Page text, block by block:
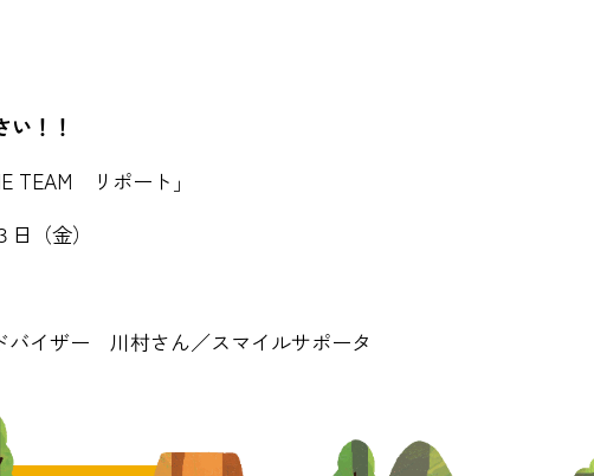
！！
リポート」
金）
ザー 川村さん／スマイルサポータ